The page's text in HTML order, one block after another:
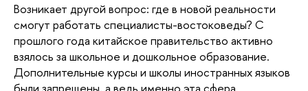
Возникает другой вопрос: где в новой реальности
смогут работать специалисты-востоковеды? С
прошлого года китайское правительство активно
взялось за школьное и дошкольное образование.
Дополнительные курсы и школы иностранных языков